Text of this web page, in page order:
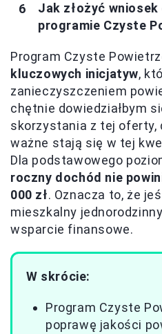
Jak złożyć
programie Czyste
Program Czyste
kluczowych inicjatyw,
zanieczyszczeniem
chętnie dowiedziałbym
skorzystania z tej oferty,
ważne stają się w tej
Dla podstawowego
roczny dochód nie
000 zł. Oznacza to, że
mieszkalny
wsparcie finansowe.
W skrócie:
Program Czyste
poprawę jakości